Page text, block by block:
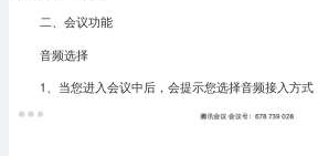
二、会议功能
音频选择
1、当您进入会议中后，会提示您选择音频接入方式